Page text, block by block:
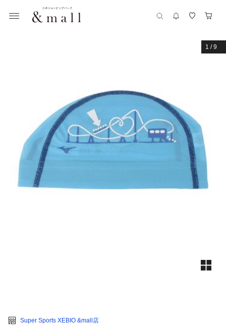
1 /9
Super Sports XEBIO &mall店